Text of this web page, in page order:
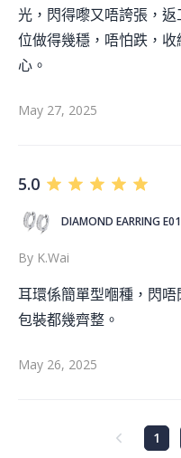
光，閃得嚟又唔誇張，
位做得幾穩，唔怕跌，
心。
May 27, 2025
5.0
DIAMOND EARRING
By K.wai
耳環係簡單型嗰種，閃
包裝都幾齊整。
May 26, 2025
1